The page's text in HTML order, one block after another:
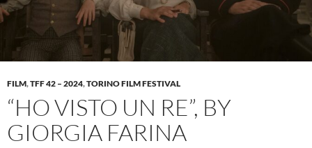
FILM,TFF 42 – 2024,TORINO FILM FESTIVAL
“HO VISTO UN RE”, BY
GIORGIA FARINA